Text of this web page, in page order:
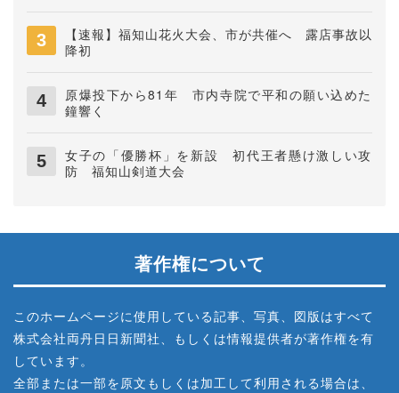
【速報】福知山花火大会、市が共催へ 露店事故以
降初
原爆投下から81年 市内寺院で平和の願い込めた
鐘響く
女子の「優勝杯」を新設 初代王者懸け激しい攻
防 福知山剣道大会
著作権について
このホームページに使用している記事、写真、図版はすべて
株式会社両丹日日新聞社、もしくは情報提供者が著作権を有
しています。
全部または一部を原文もしくは加工して利用される場合は、